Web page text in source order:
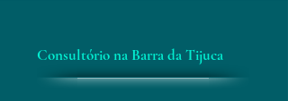
Consultório na Barra da Tijuca